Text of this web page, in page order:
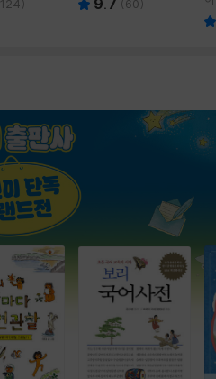
124) 9.7 (60)